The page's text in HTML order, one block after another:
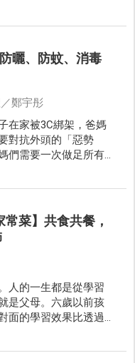
用 iPad 玩著手遊。
曬、防蚊、消毒
鄭宇彤
在家被3C綁架，爸媽
對抗外頭的「惡勢
們需要一次做足所有
常菜】共食共餐，
人的一生都是從學習
是父母。六歲以前孩
面的學習效果比透過